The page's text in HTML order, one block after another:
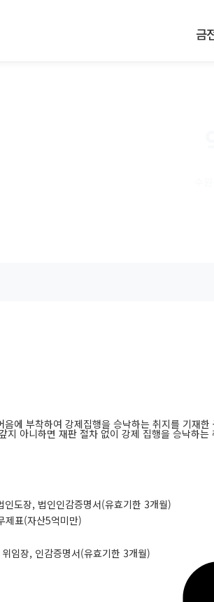
금
음에 부착하여 강제집행을 승낙하는 취지를 기재
지 아니하면 재판 절차 없이 강제 집행을 승낙하
인도장, 법인인감증명서(유효기한 3개월)
제표(자산5억미만)
임장, 인감증명서(유효기한 3개월)